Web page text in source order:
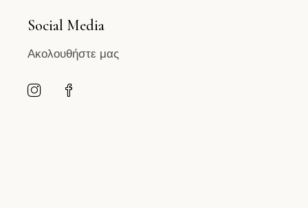
Social Media
Ακολουθήστε μας